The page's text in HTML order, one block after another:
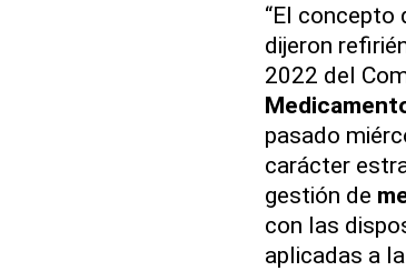
“El concepto
dijeron
2022 del
pasado
carácter
gestión de
con las
aplicadas a